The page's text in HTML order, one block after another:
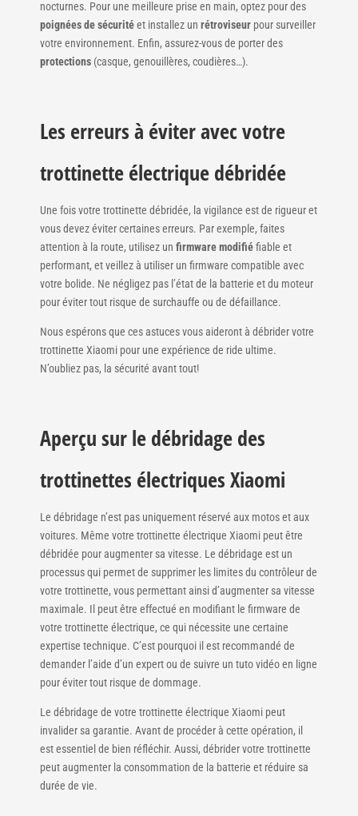
nocturnes. Pour une meilleure prise en main, optez pour des
poignées de sécuritéet installez un rétroviseur pour surveiller
votre environnement. Enfin, assurez-vous de porter des
protections (casque, genouillères, coudières…).
Les erreurs à éviter avec votre
trottinette électrique débridée
Une fois votre trottinette débridée, la vigilance est de rigueur et
vous devez éviter certaines erreurs. Par exemple, faites
attention à la route, utilisez un firmware modifiéfiable et
performant, et veillez à utiliser un firmware compatible avec
votre bolide. Ne négligez pas l’état de la batterie et du moteur
pour éviter tout risque de surchauffe ou de défaillance.
Nous espérons que ces astuces vous aideront à débrider votre
trottinette Xiaomi pour une expérience de ride ultime.
N’oubliez pas, la sécurité avant tout!
Aperçu sur le débridage des
trottinettes électriques Xiaomi
Le débridage n’est pas uniquement réservé aux motos et aux
voitures. Même votre trottinette électrique Xiaomi peut être
débridée pour augmenter sa vitesse. Le débridage est un
processus qui permet de supprimer les limites du contrôleur de
votre trottinette, vous permettant ainsi d’augmenter sa vitesse
maximale. Il peut être effectué en modifiant le firmware de
votre trottinette électrique, ce qui nécessite une certaine
expertise technique. C’est pourquoi il est recommandé de
demander l’aide d’un expert ou de suivre un tuto vidéo en ligne
pour éviter tout risque de dommage.
Le débridage de votre trottinette électrique Xiaomi peut
invalider sa garantie. Avant de procéder à cette opération, il
est essentiel de bien réfléchir. Aussi, débrider votre trottinette
peut augmenter la consommation de la batterie et réduire sa
durée de vie.